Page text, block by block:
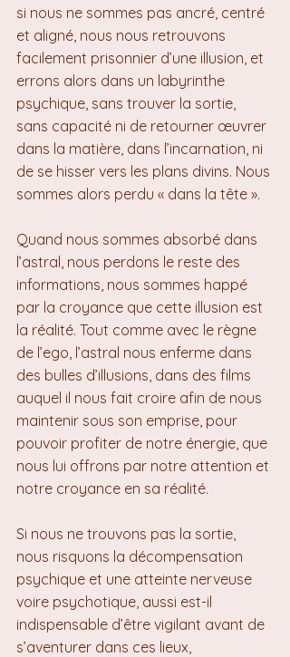
si nous ne sommes pas ancré, centré
et aligné, nous nous retrouvons
facilement prisonnier d’une illusion, et
errons alors dans un labyrinthe
psychique, sans trouver la sortie,
sans capacité ni de retourner œuvrer
dans la matière, dans l’incarnation, ni
de se hisser vers les plans divins. Nous
sommes alors perdu « dans la tête ».
Quand nous sommes absorbé dans
l’astral, nous perdons le reste des
informations, nous sommes happé
par la croyance que cette illusion est
la réalité. Tout comme avec le règne
de l’ego, l’astral nous enferme dans
des bulles d’illusions, dans des films
auquel il nous fait croire afin de nous
maintenir sous son emprise, pour
pouvoir profiter de notre énergie, que
nous lui offrons par notre attention et
notre croyance en sa réalité.
Si nous ne trouvons pas la sortie,
nous risquons la décompensation
psychique et une atteinte nerveuse
voire psychotique, aussi est-il
indispensable d’être vigilant avant de
s’aventurer dans ces lieux,